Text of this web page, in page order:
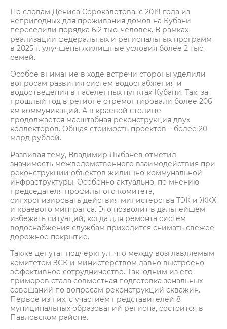
По словам Дениса Сорокалетова, с 2019 года из
непригодных для проживания домов на Кубани
переселили порядка 6,2 тыс. человек. В рамках
реализации федеральных и региональных программ
в 2025 г. улучшены жилищные условия более 2 тыс.
семей.
Особое внимание в ходе встречи стороны уделили
вопросам развития систем водоснабжения и
водоотведения в населенных пунктах Кубани. Так, за
прошлый год в регионе отремонтировали более 206
км коммуникаций. А в краевой столице
продолжается масштабная реконструкция двух
коллекторов. Общая стоимость проектов – более 20
млрд рублей.
Развивая тему, Владимир Лыбанев отметил
значимость межведомственного взаимодействия при
реконструкции объектов жилищно-коммунальной
инфраструктуры. Особенно актуально, по мнению
председателя профильного комитета,
синхронизировать действия министерства ТЭК и ЖКХ
и краевого минтранса. Это позволит в дальнейшем
избежать ситуаций, когда для ремонта систем
водоснабжения службам приходится снимать свежее
дорожное покрытие.
Также депутат подчеркнул, что между возглавляемым
комитетом ЗСК и министерством давно выстроено
эффективное сотрудничество. Так, одним из его
примеров стала совместная подготовка зональных
совещаний по вопросам реконструкций скважин.
Первое из них, с участием представителей 8
муниципальных образований региона, состоится в
Павловском районе.